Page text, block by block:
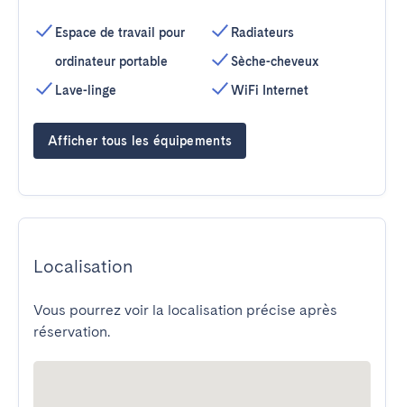
Espace de travail pour
ordinateur portable
Lave-linge
Radiateurs
Sèche-cheveux
WiFi Internet
Afficher tous les équipements
Localisation
Vous pourrez voir la localisation précise après
réservation.